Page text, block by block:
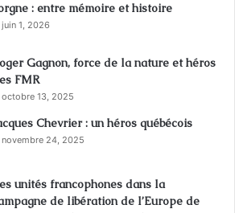
: entre mémoire et histoire
juin 1, 2026
Gagnon, force de la nature et héros
FMR
octobre 13, 2025
Chevrier : un héros québécois
novembre 24, 2025
unités francophones dans la
de libération de l’Europe de